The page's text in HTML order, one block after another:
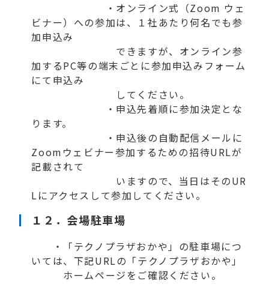
・オンライン式（Zoom ウェ
ビナー）への参加は、１社あたり何名でも参
加申込み
できますが、オンライン参
加するPC等の端末ごとに参加申込みフォーム
にて申込み
してください。
・申込先着順に参加決定とな
ります。
・申込後の自動配信メールに
Zoomウェビナー参加するための招待URLが
記載されて
いますので、当日はそのUR
Lにアクセスして参加してください。
１２． 会場駐車場
・「テクノプラザおかや」の駐車場につ
いては、下記URLの「テクノプラザおかや」
ホームページをご確認ください。